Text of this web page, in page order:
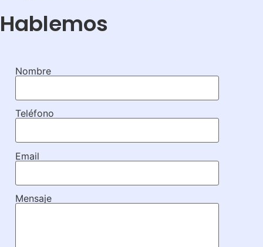
Hablemos
Nombre
Teléfono
Email
Mensaje